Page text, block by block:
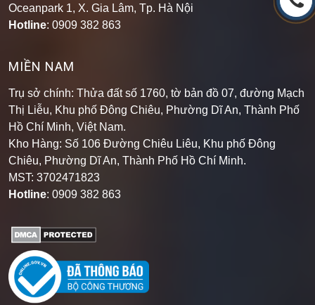
Hotline: 0909 382 863
Thị Liễu, Khu phố Đông Chiêu, Phường Dĩ An, Thành Phố
Hồ Chí Minh, Việt Nam.
Kho Hàng: Số 106 Đường Chiêu Liêu, Khu phố Đông
Chiêu, Phường Dĩ An, Thành Phố Hồ Chí Minh.
MST: 3702471823
Hotline: 0909 382 863